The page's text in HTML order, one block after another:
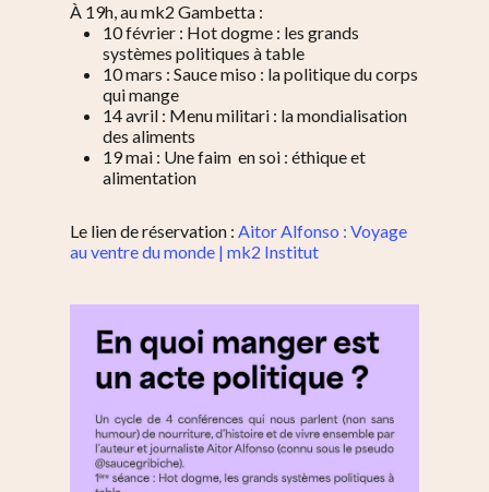
À 19h, au mk2 Gambetta :
10 février : Hot dogme : les grands
systèmes politiques à table
10 mars : Sauce miso : la politique du corps
qui mange
14 avril : Menu militari : la mondialisation
des aliments
19 mai : Une faim en soi : éthique et
alimentation
Le lien de réservation : Aitor Alfonso : Voyage
au ventre du monde | mk2 Institut
S’informer
Au quotidien
Commerces
Histoire
Se régaler
Bars et cafés
Se bouger